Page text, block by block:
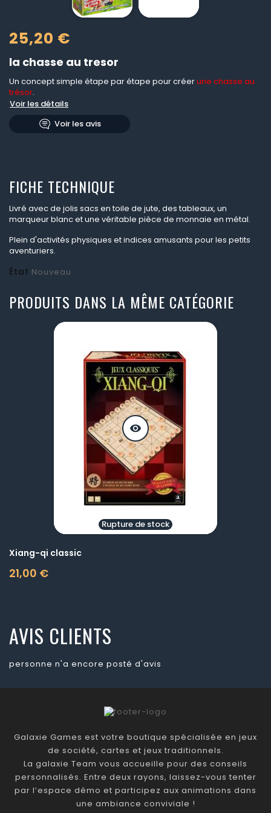
25,20 €
la chasse au tresor
Un concept simple étape par étape pour créerune chasse au
trésor.
Voir les détails
Voir les avis
FICHE TECHNIQUE
Livré avec de jolis sacs en toile de jute, des tableaux, un
marqueur blanc et une véritable pièce de monnaie en métal.
Plein d'activités physiques et indices amusants pour les petits
aventuriers.
État Nouveau
PRODUITS DANS LA MÊME CATÉGORIE
visibility
Rupture de stock
Xiang-qi classic
21,00 €
Prix
AVIS CLIENTS
personne n'a encore posté d'avis
Galaxie Games est votre boutique spécialisée en jeux
de société, cartes et jeux traditionnels.
La galaxie Team vous accueille pour des conseils
personnalisés. Entre deux rayons, laissez-vous tenter
par l’espace démo et participez aux animations dans
une ambiance conviviale !